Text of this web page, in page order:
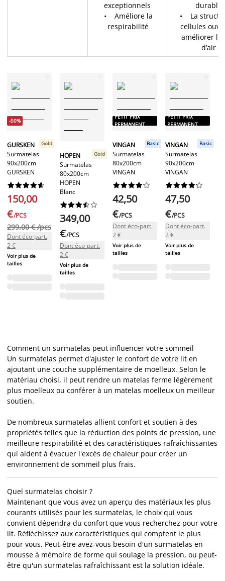
exceptionnels
• Améliore la
respirabilité
durable
• La
cellules
améliorer le
d’air
-50%
GURSKEN
Surmatelas
90x200cm
GURSKEN
Gold






150,00
€/PCS
299,00 € /pcs
Dont éco-part.
2 €
Voir plus de
tailles
HOPEN
Surmatelas
80x200cm
HOPEN
Blanc
Gold






349,00
€/PCS
Dont éco-part.
2 €
Voir plus de
tailles
PETIT PRIX
PERMANENT
VINGAN
Surmatelas
80x200cm
VINGAN
Basic






42,50
€/PCS
Dont éco-part.
2 €
Voir plus de
tailles
PETIT PRIX
PERMANENT
VINGAN
Surmatelas
90x200cm
VINGAN
Basic






47,50
€/PCS
Dont éco-part.
2 €
Voir plus de
tailles
Comment un surmatelas peut influencer votre sommeil
Un surmatelas permet d'ajuster le confort de votre lit en
ajoutant une couche supplémentaire de moelleux. Selon le
matériau choisi, il peut rendre un matelas ferme légèrement
plus moelleux ou conférer à un matelas moelleux un meilleur
soutien.
De nombreux surmatelas allient confort et soutien à des
propriétés telles que la réduction des points de pression, une
meilleure respirabilité et des caractéristiques rafraîchissantes
qui aident à évacuer l'excès de chaleur pour créer un
environnement de sommeil plus frais.
Quel surmatelas choisir ?
Maintenant que vous avez un aperçu des matériaux les plus
courants utilisés pour les surmatelas, le choix qui vous
convient dépendra du confort que vous recherchez pour votre
lit. Réfléchissez aux caractéristiques qui comptent le plus
pour vous. Peut-être avez-vous besoin d'un surmatelas en
mousse à mémoire de forme qui soulage la pression, ou peut-
être qu'un surmatelas rafraîchissant est la solution idéale.